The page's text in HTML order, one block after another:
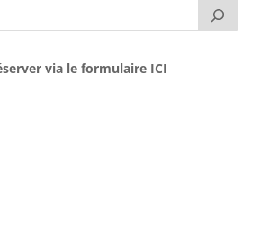
via le formulaire ICI